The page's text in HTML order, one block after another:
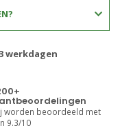
werkdagen
worden beoordeeld met
9.3/10